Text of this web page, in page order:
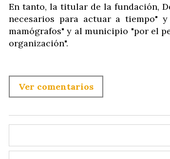
En tanto, la titular de la fundación,
necesarios para actuar a tiempo"
mamógrafos" y al municipio "por el
organización".
Ver comentarios